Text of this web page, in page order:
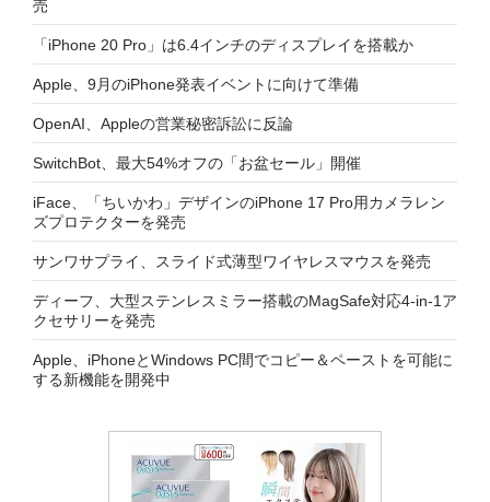
売
「iPhone 20 Pro」は6.4インチのディスプレイを搭載か
Apple、9月のiPhone発表イベントに向けて準備
OpenAI、Appleの営業秘密訴訟に反論
SwitchBot、最大54%オフの「お盆セール」開催
iFace、「ちいかわ」デザインのiPhone 17 Pro用カメラレン
ズプロテクターを発売
サンワサプライ、スライド式薄型ワイヤレスマウスを発売
ディーフ、大型ステンレスミラー搭載のMagSafe対応4-in-1ア
クセサリーを発売
Apple、iPhoneとWindows PC間でコピー＆ペーストを可能に
する新機能を開発中